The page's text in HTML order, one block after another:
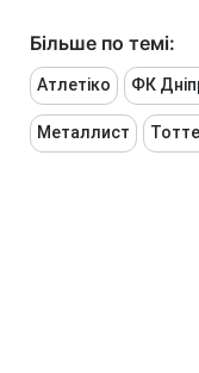
Більше по темі:
Атлетіко ФК
Металлист